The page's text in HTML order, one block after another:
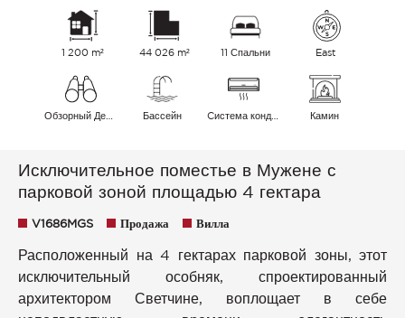
1 200 m² 44 026 m² 11 Спальни East
Бассейн Камин
Исключительное поместье в Мужене с
парковой зоной площадью 4 гектара
V1686MGS Продажа Вилла
Расположенный на 4 гектарах парковой зоны, этот
исключительный особняк, спроектированный
архитектором Светчине, воплощает в себе